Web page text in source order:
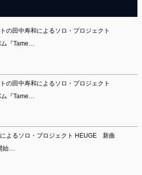
の田中寿和によるソロ・プロジェクト
『Tame…
の田中寿和によるソロ・プロジェクト
『Tame…
によるソロ・プロジェクト HEUGE 新曲
始…